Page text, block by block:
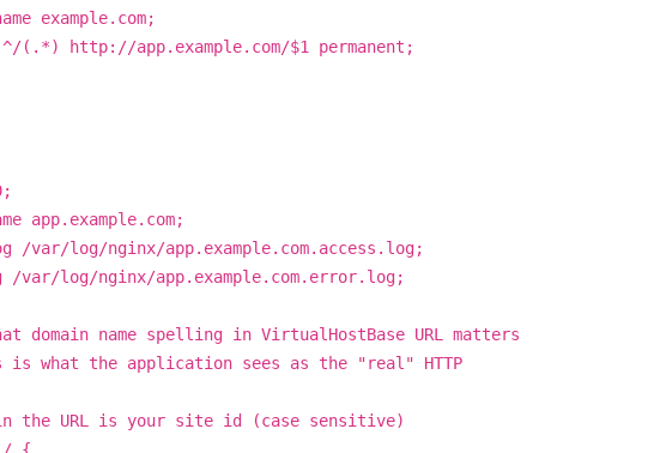
example.com;
http://app.example.com/$1 permanent;
app.example.com;
var/log/nginx/app.example.com.access.log;
log/nginx/app.example.com.error.log;
name spelling in VirtualHostBase URL matters
the application sees as the "real" HTTP
URL is your site id (case sensitive)